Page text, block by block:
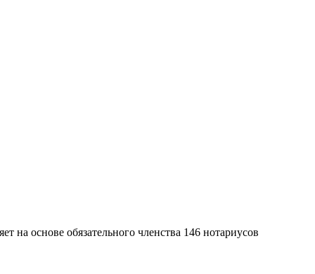
на основе обязательного членства 146 нотариусов